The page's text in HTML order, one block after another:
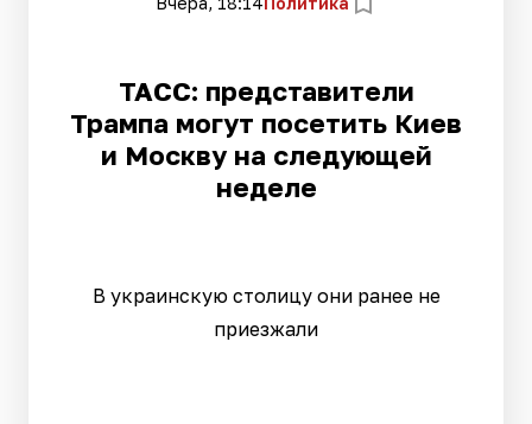
ТАСС: представители
Трампа могут посетить Киев
и Москву на следующей
неделе
В украинскую столицу они ранее не
приезжали